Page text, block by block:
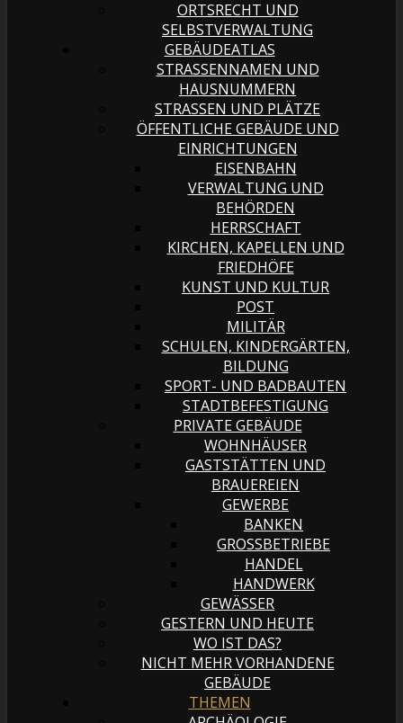
ORTSRECHT UND
SELBSTVERWALTUNG
GEBÄUDEATLAS
STRASSENNAMEN UND H
AUSNUMMERN
STRASSEN UND PLÄTZE
ÖFFENTLICHE GEBÄUDE UND
EINRICHTUNGEN
EISENBAHN
VERWALTUNG UND
BEHÖRDEN
HERRSCHAFT
KIRCHEN, KAPELLEN UND
FRIEDHÖFE
KUNST UND KULTUR
POST
MILITÄR
SCHULEN, KINDERGÄRTEN,
BILDUNG
SPORT- UND BADBAUTEN
STADTBEFESTIGUNG
PRIVATE GEBÄUDE
WOHNHÄUSER
GASTSTÄTTEN UND
BRAUEREIEN
GEWERBE
BANKEN
GROSSBETRIEBE
HANDEL
HANDWERK
GEWÄSSER
GESTERN UND HEUTE
WO IST DAS?
NICHT MEHR VORHANDENE
GEBÄUDE
THEMEN